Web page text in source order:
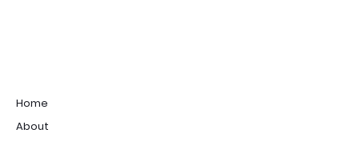
Home
About